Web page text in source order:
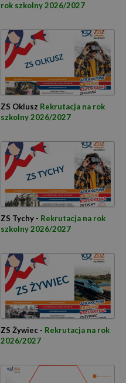
rok szkolny 2026/2027
ZS Oklusz Rekrutacja na rok
szkolny 2026/2027
ZS Tychy - Rekrutacja na rok
szkolny 2026/2027
ZS Żywiec - Rekrutacja na rok
2026/2027